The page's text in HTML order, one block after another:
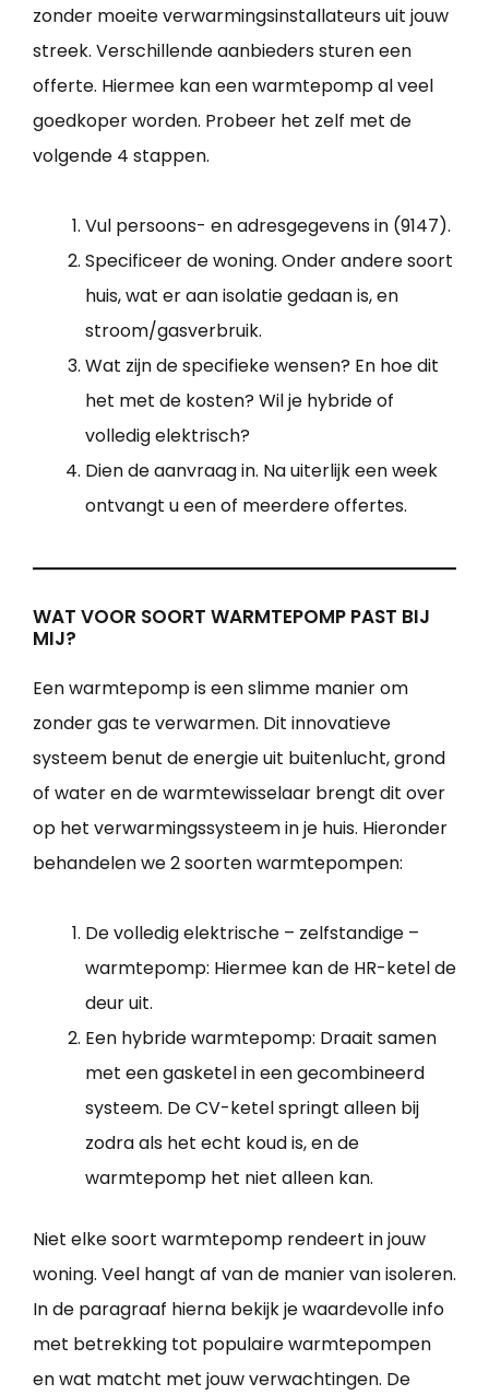
zonder moeite verwarmingsinstallateurs uit jouw
streek. Verschillende aanbieders sturen een
offerte. Hiermee kan een warmtepomp al veel
goedkoper worden. Probeer het zelf met de
volgende 4 stappen.
Vul persoons- en adresgegevens in (9147).
Specificeer de woning. Onder andere soort
huis, wat er aan isolatie gedaan is, en
stroom/gasverbruik.
Wat zijn de specifieke wensen? En hoe dit
het met de kosten? Wil je hybride of
volledig elektrisch?
Dien de aanvraag in. Na uiterlijk een week
ontvangt u een of meerdere offertes.
WAT VOOR SOORT WARMTEPOMP PAST BIJ
MIJ?
Een warmtepomp is een slimme manier om
zonder gas te verwarmen. Dit innovatieve
systeem benut de energie uit buitenlucht, grond
of water en de warmtewisselaar brengt dit over
op het verwarmingssysteem in je huis. Hieronder
behandelen we 2 soorten warmtepompen:
De volledig elektrische – zelfstandige –
warmtepomp: Hiermee kan de HR-ketel de
deur uit.
Een hybride warmtepomp: Draait samen
met een gasketel in een gecombineerd
systeem. De CV-ketel springt alleen bij
zodra als het echt koud is, en de
warmtepomp het niet alleen kan.
Niet elke soort warmtepomp rendeert in jouw
woning. Veel hangt af van de manier van isoleren.
In de paragraaf hierna bekijk je waardevolle info
met betrekking tot populaire warmtepompen
en wat matcht met jouw verwachtingen. De